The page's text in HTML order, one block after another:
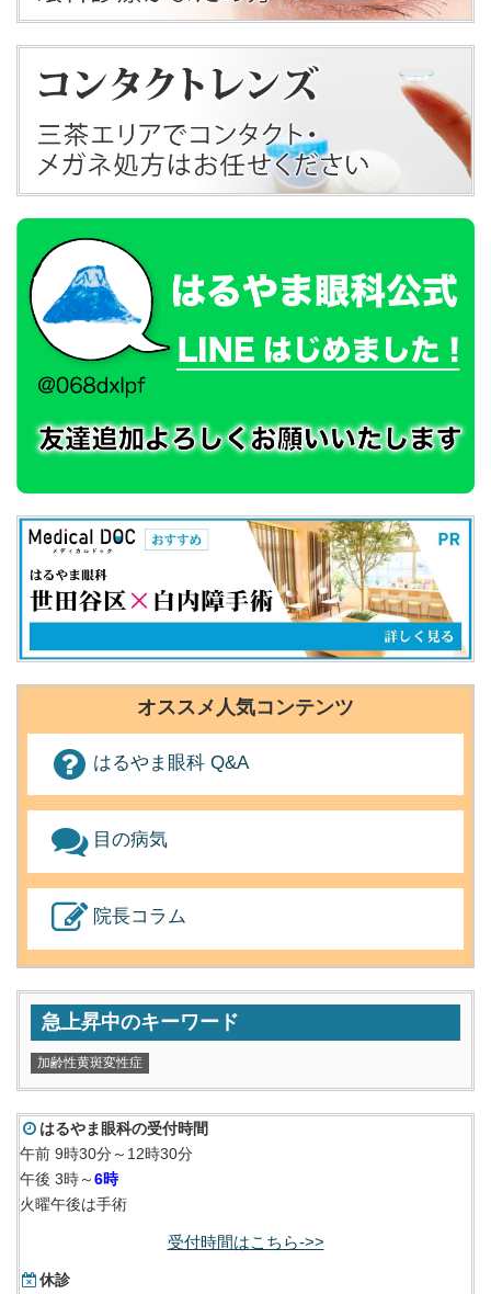
オススメ人気コンテンツ
はるやま眼科 Q&A
目の病気
院長コラム
急上昇中のキーワード
加齢性黄斑変性症
はるやま眼科の受付時間
午前 9時30分～12時30分
午後 3時～6時
火曜午後は手術
受付時間はこちら->>
休診